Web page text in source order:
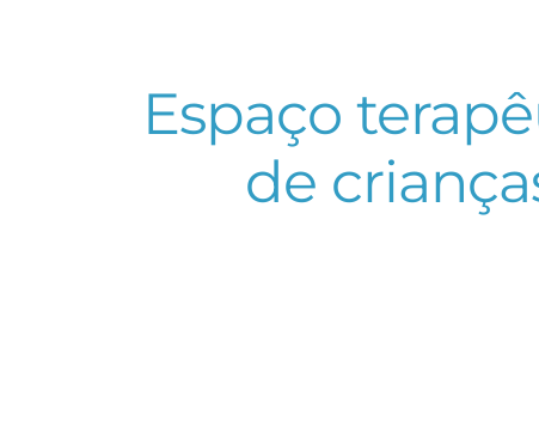
Espaço
de